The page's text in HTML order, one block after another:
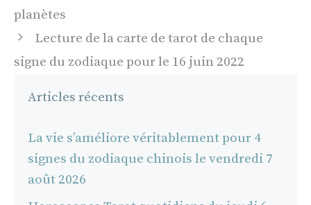
planètes
Lecture de la carte de tarot de chaque
signe du zodiaque pour le 16 juin 2022
Articles récents
La vie s’améliore véritablement pour 4
signes du zodiaque chinois le vendredi 7
août 2026